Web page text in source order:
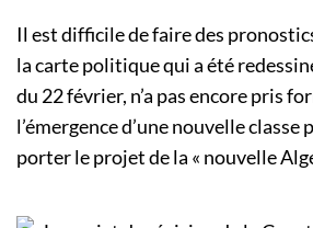
Il est difficile de faire des
la carte politique qui a été
du 22 février, n’a pas encore pris
l’émergence d’une nouvelle
porter le projet de la « nouvelle